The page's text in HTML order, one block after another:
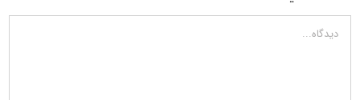
دیدگاه